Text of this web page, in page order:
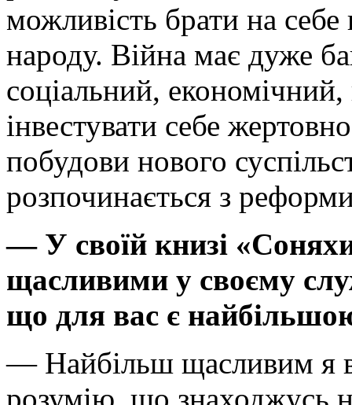
можливість брати на себе
народу. Війна має дуже
соціальний,
інвестувати себе
побудови нового
розпочинається з
— У своїй книзі
щасливими у своєму
що для вас є
— Найбільш щасливим я
розумію, що знаходжусь